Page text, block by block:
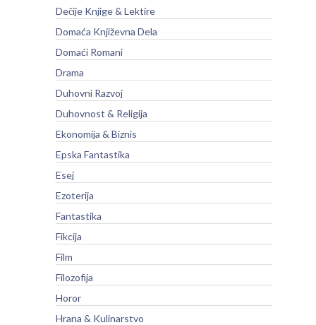
Dečije Knjige & Lektire
Domaća Književna Dela
Domaći Romani
Drama
Duhovni Razvoj
Duhovnost & Religija
Ekonomija & Biznis
Epska Fantastika
Esej
Ezoterija
Fantastika
Fikcija
Film
Filozofija
Horor
Hrana & Kulinarstvo